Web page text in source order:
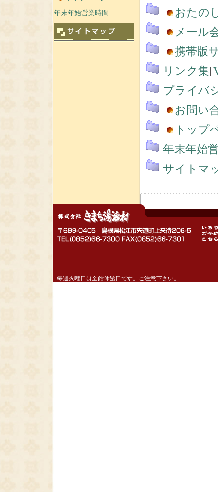
年末年始営業時間
おたの
メール
携帯版
リンク集[
プライバ
お問い
トップ
年末年始
サイトマ
毎週火曜日は全館休館日です。ご注意下さい。